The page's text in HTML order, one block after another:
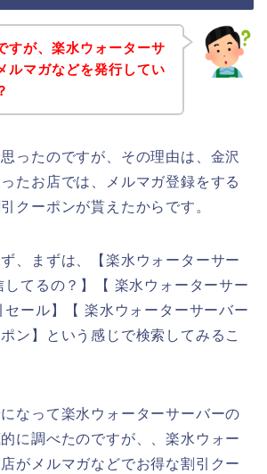
すが、楽水ウォーターサ
ルマガなどを発行してい
ったのですが、その理由は、金沢
たお店では、メルマガ登録をする
クーポンが貰えたからです。
、まずは、【楽水ウォーターサー
てるの？】【 楽水ウォーターサー
ール】【 楽水ウォーターサーバー
ン】という感じで検索してみるこ
なって楽水ウォーターサーバーの
に調べたのですが、、楽水ウォー
がメルマガなどでお得な割引クー